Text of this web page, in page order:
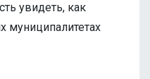
увидеть, как
муниципалитетах